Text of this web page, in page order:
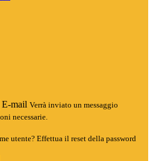
E-mail Verrà inviato un messaggio
necessarie.
utente? Effettua il reset della password